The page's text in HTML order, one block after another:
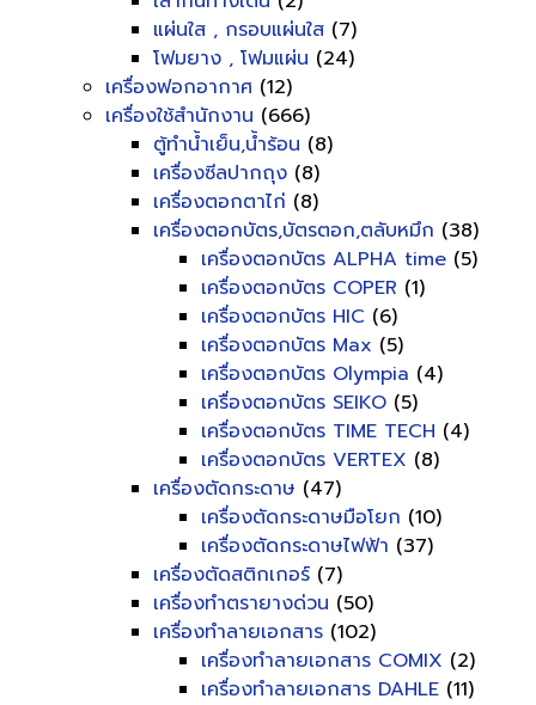
แผ่นใส , กรอบแผ่นใส (7)
โฟมยาง , โฟมแผ่น (24)
เครื่องฟอกอากาศ (12)
เครื่องใช้สำนักงาน (666)
ตู้ทำน้ำเย็น,น้ำร้อน (8)
เครื่องซีลปากถุง (8)
เครื่องตอกตาไก่ (8)
เครื่องตอกบัตร,บัตรตอก,ตลับหมึก (38)
เครื่องตอกบัตร ALPHA time (5)
เครื่องตอกบัตร COPER (1)
เครื่องตอกบัตร HIC (6)
เครื่องตอกบัตร Max (5)
เครื่องตอกบัตร Olympia (4)
เครื่องตอกบัตร SEIKO (5)
เครื่องตอกบัตร TIME TECH (4)
เครื่องตอกบัตร VERTEX (8)
เครื่องตัดกระดาษ (47)
เครื่องตัดกระดาษมือโยก (10)
เครื่องตัดกระดาษไฟฟ้า (37)
เครื่องตัดสติกเกอร์ (7)
เครื่องทำตรายางด่วน (50)
เครื่องทำลายเอกสาร (102)
เครื่องทำลายเอกสาร COMIX (2)
เครื่องทำลายเอกสาร DAHLE (11)